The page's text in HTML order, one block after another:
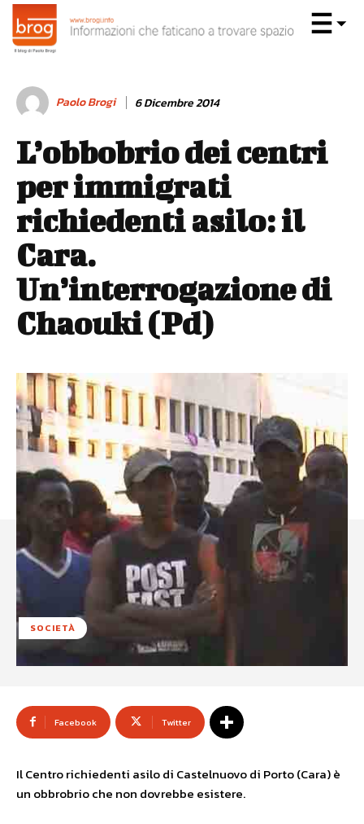
Paolo Brogi 6 Dicembre 2014
L’obbobrio dei centri
per immigrati
richiedenti asilo: il
Cara.
Un’interrogazione di
Chaouki (Pd)
SOCIETÀ
Facebook Twitter
Il Centro richiedenti asilo di Castelnuovo di Porto (Cara) è
un obbrobrio che non dovrebbe esistere.